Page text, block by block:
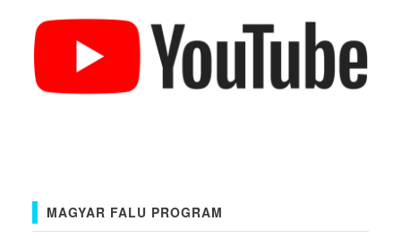
MAGYAR FALU PROGRAM